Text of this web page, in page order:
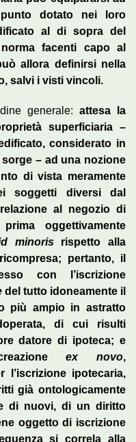
dotato nei loro
al di sopra del
facenti capo al
allora definirsi nella
salvi i visti vincoli.
generale: attesa la
superficiaria –
considerato in
– ad una nozione
di vista meramente
soggetti diversi dal
al negozio di
oggettivamente
minoris rispetto alla
pertanto, il
con l’iscrizione
del tutto idoneamente il
più ampio in astratto
di cui risulti
datore di ipoteca; e
ex novo,
l’iscrizione ipotecaria,
già ontologicamente
di nuovi, di un diritto
oggetto di iscrizione
si correla alla